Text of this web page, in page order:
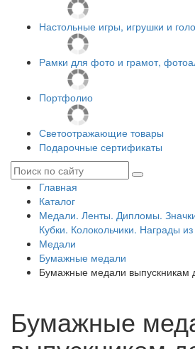
Настольные игры, игрушки и
Рамки для фото и грамот,
Портфолио
Светоотражающие товары
Подарочные сертификаты
Главная
Каталог
Медали. Ленты. Дипломы.
Кубки. Колокольчики. Награды
Медали
Бумажные медали
Бумажные медали выпускникам
Бумажные